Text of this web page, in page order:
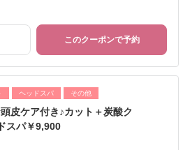
このクーポンで予約
ヘッドスパ その他
皮ケア付き♪カット＋炭酸ク
スパ￥9,900